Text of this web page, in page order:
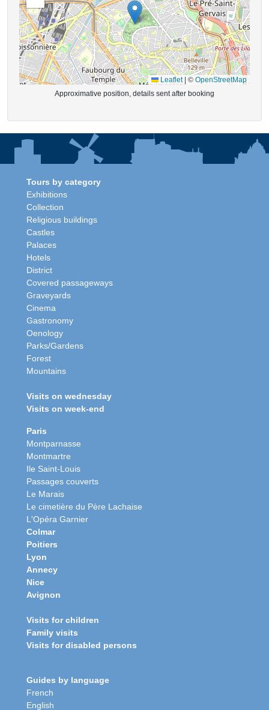
Leaflet © OpenStreetMap
Approximative position, details sent after booking
Tours by category
Exhibitions
Collection
Religious buildings
Castles
Palaces
Hotels
District
Covered passageways
Graveyards
Cinema
Gastronomy
Oenology
Parks/Gardens
Forest
Mountains
Visits on wednesday
Visits on week-end
Paris
Montparnasse
Montmartre
Ile Saint-Louis
Passages couverts
Le Marais
Le cimetière du Père Lachaise
L'Opéra Garnier
Colmar
Poitiers
Lyon
Annecy
Nice
Avignon
Visits for children
Family visits
Visits for disabled persons
Guides by language
French
English